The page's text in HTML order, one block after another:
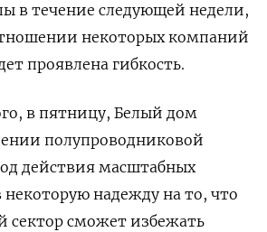
в течение следующей недели,
некоторых компаний
проявлена гибкость.
в пятницу, Белый дом
полупроводниковой
действия масштабных
надежду на то, что
сектор сможет избежать